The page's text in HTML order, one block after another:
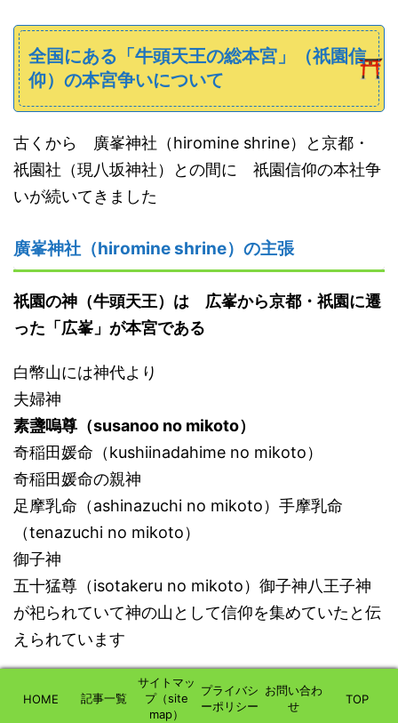
全国にある「牛頭天王の総本宮」（祇園信
仰）の本宮争いについて
古くから 廣峯神社（hiromine shrine）と京都・
祇園社（現八坂神社）との間に 祇園信仰の本社争
いが続いてきました
廣峯神社（hiromine shrine）の主張
祇園の神（牛頭天王）は 広峯から京都・祇園に遷
った「広峯」が本宮である
白幣山には神代より
夫婦神
素盞嗚尊（susanoo no mikoto）
奇稲田媛命（kushiinadahime no mikoto）
奇稲田媛命の親神
足摩乳命（ashinazuchi no mikoto）手摩乳命
（tenazuchi no mikoto）
御子神
五十猛尊（isotakeru no mikoto）御子神八王子神
が祀られていて神の山として信仰を集めていたと伝
えられています
202年 神巧皇后（jingu kogo）が 三韓征伐に出
兵の際に 勝利と平定の祈願をされた という記録
HOME 記事一覧
サイトマッ
プ（site
map）
プライバシ
ーポリシー
お問い合わ
せ
TOP